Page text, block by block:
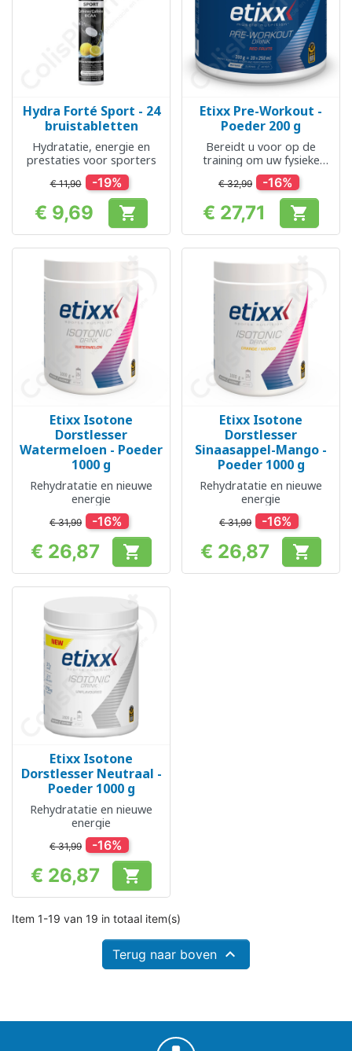
Hydra Forté Sport - 24
bruistabletten
Hydratatie, energie en
prestaties voor sporters
€ 11,90 -19%
Prijs
€ 9,69 
Etixx Pre-Workout -
Poeder 200 g
Bereidt u voor op de
training om uw fysieke
prestaties te optimaliseren
€ 32,99 -16%
Prijs
€ 27,71 
Etixx Isotone
Dorstlesser
Watermeloen - Poeder
1000 g
Rehydratatie en nieuwe
energie
€ 31,99 -16%
Prijs
€ 26,87 
Etixx Isotone
Dorstlesser
Sinaasappel-Mango -
Poeder 1000 g
Rehydratatie en nieuwe
energie
€ 31,99 -16%
Prijs
€ 26,87 
Etixx Isotone
Dorstlesser Neutraal -
Poeder 1000 g
Rehydratatie en nieuwe
energie
€ 31,99 -16%
Prijs
€ 26,87 
Item 1-19 van 19 in totaal item(s)
Terug naar boven 